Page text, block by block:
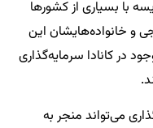
با بسیاری از کشورها
و خانواده‌هایشان این
در کانادا سرمایه‌گذاری
می‌تواند منجر به